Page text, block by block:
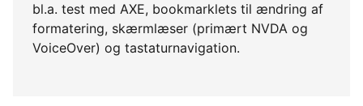
bl.a. test med AXE, bookmarklets til ændring af
formatering, skærmlæser (primært NVDA og
VoiceOver) og tastaturnavigation.